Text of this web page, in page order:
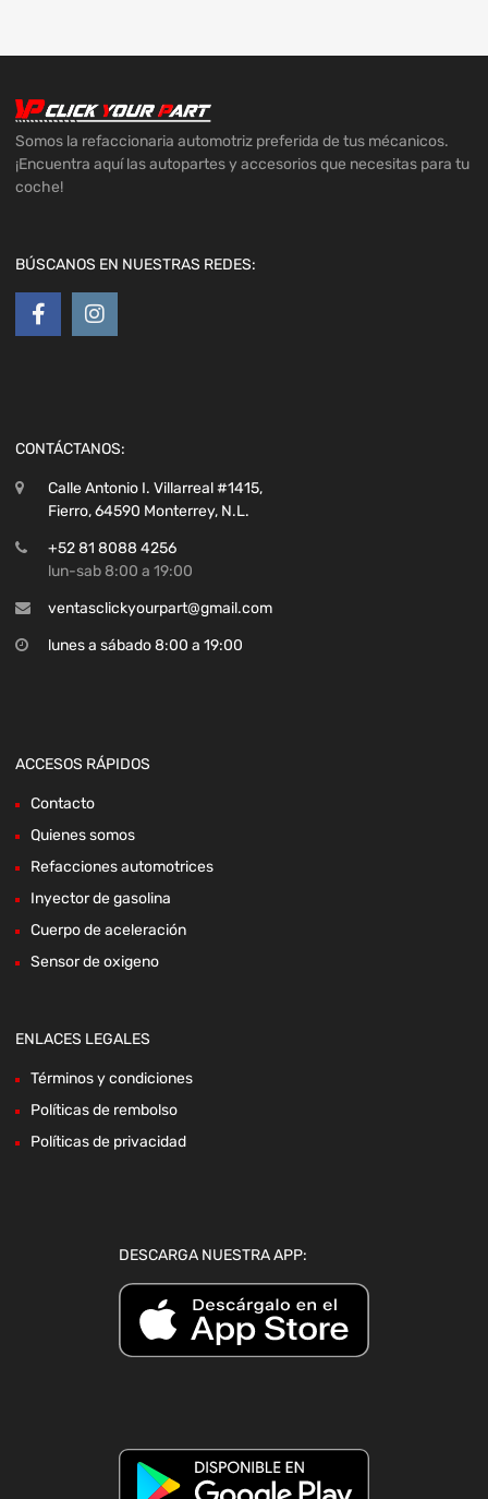
Somos la refaccionaria automotriz preferida de tus mécanicos.
¡Encuentra aquí las autopartes y accesorios que necesitas para tu
coche!
BÚSCANOS EN NUESTRAS REDES:
CONTÁCTANOS:
Calle Antonio I. Villarreal #1415,
Fierro, 64590 Monterrey, N.L.
+52 81 8088 4256
lun-sab 8:00 a 19:00
ventasclickyourpart@gmail.com
lunes a sábado 8:00 a 19:00
ACCESOS RÁPIDOS
Contacto
Quienes somos
Refacciones automotrices
Inyector de gasolina
Cuerpo de aceleración
Sensor de oxigeno
ENLACES LEGALES
Términos y condiciones
Políticas de rembolso
Políticas de privacidad
DESCARGA NUESTRA APP: